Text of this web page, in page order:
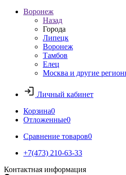
Воронеж
Назад
Города
Липецк
Воронеж
Тамбов
Елец
Москва и другие
Личный кабинет
Корзина0
Отложенные0
Сравнение товаров0
+7(473) 210-63-33
Контактная информация